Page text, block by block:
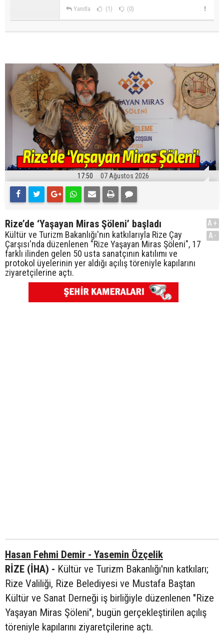
Yanıtla (1) (0)
17:50 07 Ağustos 2026
Rize’de ‘Yaşayan Miras Şöleni’ başladı
Kültür ve Turizm Bakanlığı'nın katkılarıyla Rize Çay
Çarşısı'nda düzenlenen "Rize Yaşayan Miras Şöleni", 17
farklı ilinden gelen 50 usta sanatçının katılımı ve
protokol üyelerinin yer aldığı açılış töreniyle kapılarını
ziyaretçilerine açtı.
A+
A-
Hasan Fehmi Demir - Yasemin Özçelik
RİZE (İHA) - Kültür ve Turizm Bakanlığı'nın katkıları;
Rize Valiliği, Rize Belediyesi ve Mustafa Baştan
Kültür ve Sanat Derneği iş birliğiyle düzenlenen "Rize
Yaşayan Miras Şöleni", bugün gerçekleştirilen açılış
töreniyle kapılarını ziyaretçilerine açtı.